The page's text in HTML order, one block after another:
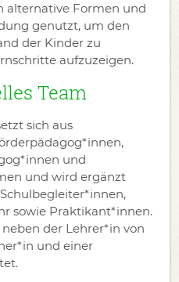
alternative Formen und
genutzt, um den
der Kinder zu
aufzuzeigen.
Team
sich aus
und
und wird ergänzt
sowie Praktikant*innen.
der Lehrer*in von
und einer